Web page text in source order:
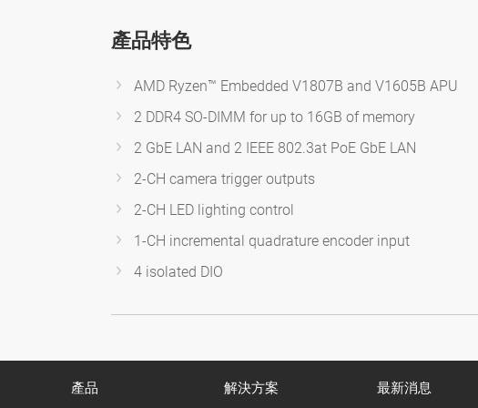
產品特色
AMD Ryzen™ Embedded V1807B and V1605B APU
2 DDR4 SO-DIMM for up to 16GB of memory
2 GbE LAN and 2 IEEE 802.3at PoE GbE LAN
2-CH camera trigger outputs
2-CH LED lighting control
1-CH incremental quadrature encoder input
4 isolated DIO
產品 解決方案 最新消息